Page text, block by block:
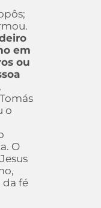
em
ou
o
O
fé